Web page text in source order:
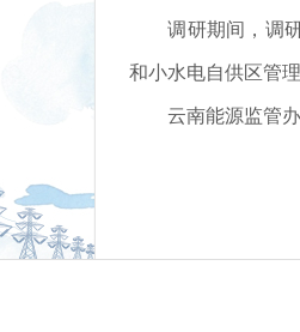
调研期间，调
和小水电自供区管
云南能源监管